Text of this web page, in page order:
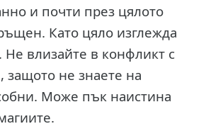
и почти през цялото
Като цяло изглежда
Не влизайте в конфликт с
защото не знаете на
Може пък наистина